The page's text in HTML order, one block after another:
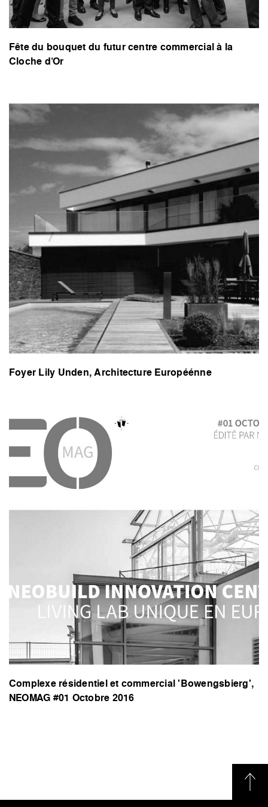
Fête du bouquet du futur centre commercial à la
Cloche d’Or
Foyer Lily Unden, Architecture Européénne
Complexe résidentiel et commercial 'Bowengsbierg',
NEOMAG #01 Octobre 2016